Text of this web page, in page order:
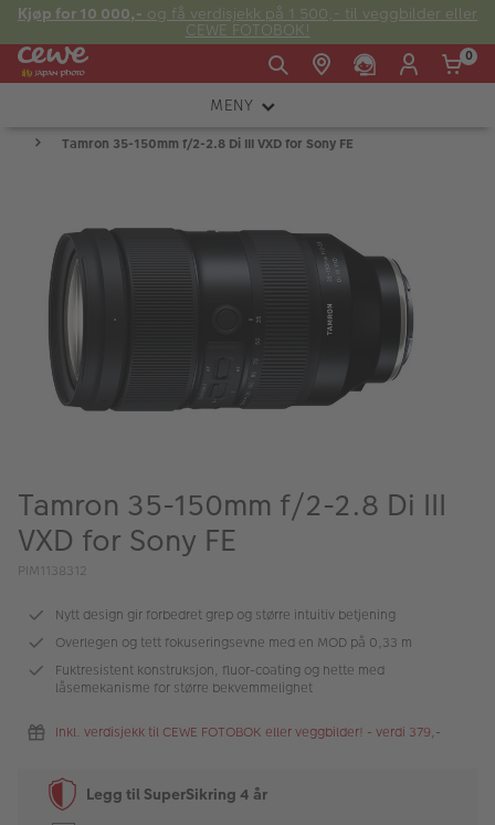
Kjøp for 10 000,- og få verdisjekk på 1 500,- til veggbilder eller
CEWE FOTOBOK!
Fre:
20:00
Søndag:
E-post:
kundeservice@japanphoto.no
0
MENY
KAMERA
FOTOTILBEHØR
LYS OG STUDIO
INSTANTFOTO
ANALOG
KIKKERTER
ALBUM
Kampanjer
Lagersalg
Bildeprodukter
Inspirasjon
Tamron 35-150mm f/2-2.8 Di III VXD for Sony FE
Tamron 35-150mm f/2-2.8 Di III
VXD for Sony FE
PIM1138312
Nytt design gir forbedret grep og større intuitiv betjening
Overlegen og tett fokuseringsevne med en MOD på 0,33 m
Fuktresistent konstruksjon, fluor-coating og hette med
låsemekanisme for større bekvemmelighet
Inkl. verdisjekk til CEWE FOTOBOK eller veggbilder! - verdi 379,-
Legg til SuperSikring 4 år